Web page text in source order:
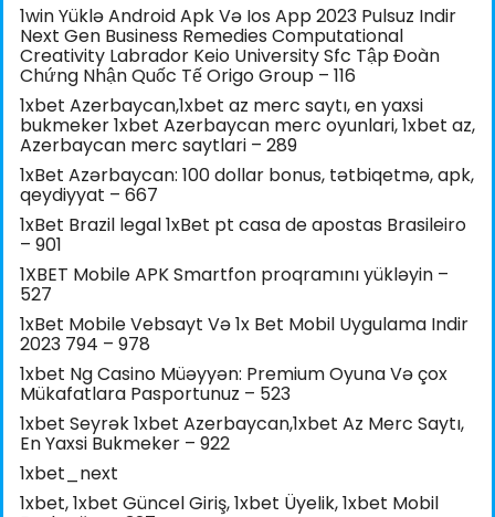
1win Yüklə Android Apk Və Ios App 2023 Pulsuz Indir
Next Gen Business Remedies Computational
Creativity Labrador Keio University Sfc Tập Đoàn
Chứng Nhận Quốc Tế Origo Group – 116
1xbet Azerbaycan,1xbet az merc saytı, en yaxsi
bukmeker 1xbet Azerbaycan merc oyunlari, 1xbet az,
Azerbaycan merc saytlari – 289
1xBet Azərbaycan: 100 dollar bonus, tətbiqetmə, apk,
qeydiyyat – 667
1xBet Brazil legal 1xBet pt casa de apostas Brasileiro
– 901
1XBET Mobile APK Smartfon proqramını yükləyin –
527
1xBet Mobile Vebsayt Və 1x Bet Mobil Uygulama Indir
2023 794 – 978
1xbet Ng Casino Müəyyən: Premium Oyuna Və çox
Mükafatlara Pasportunuz – 523
1xbet Seyrək 1xbet Azerbaycan,1xbet Az Merc Saytı,
En Yaxsi Bukmeker – 922
1xbet_next
1xbet, 1xbet Güncel Giriş, 1xbet Üyelik, 1xbet Mobil